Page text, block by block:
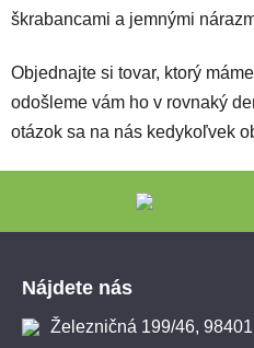
škrabancami a jemnými
Objednajte si tovar, ktorý
odošleme vám ho v rovnaký
otázok sa na nás kedykoľvek
Nájdete nás
Železničná 199/46,